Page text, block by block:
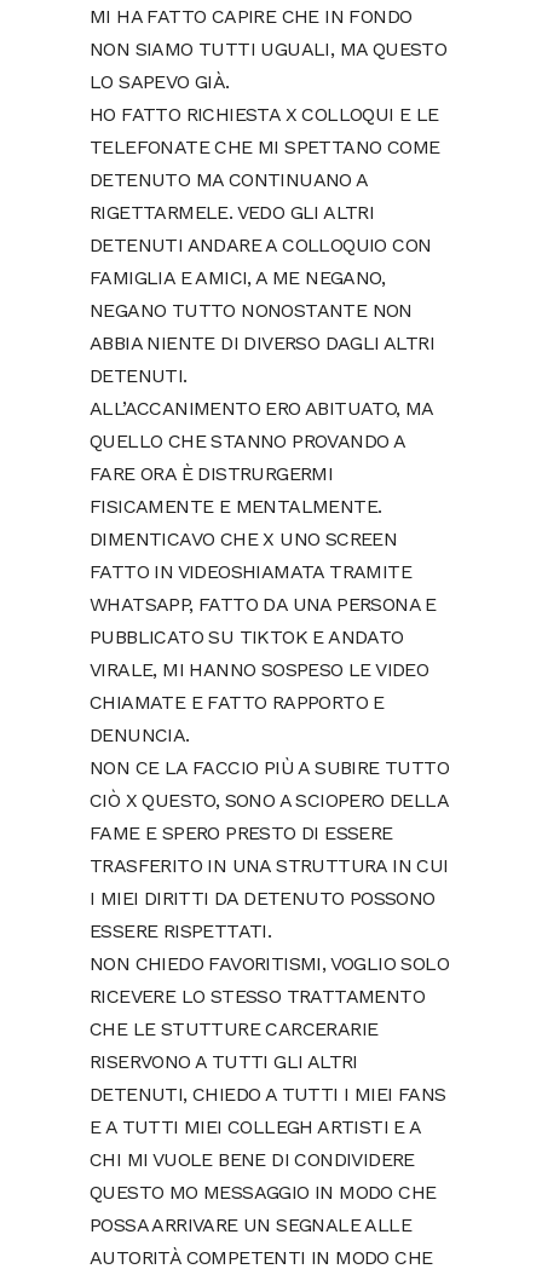
MI HA FATTO CAPIRE CHE IN FONDO
NON SIAMO TUTTI UGUALI, MA QUESTO
LO SAPEVO GIÀ.
HO FATTO RICHIESTA X COLLOQUI E LE
TELEFONATE CHE MI SPETTANO COME
DETENUTO MA CONTINUANO A
RIGETTARMELE. VEDO GLI ALTRI
DETENUTI ANDARE A COLLOQUIO CON
FAMIGLIA E AMICI, A ME NEGANO,
NEGANO TUTTO NONOSTANTE NON
ABBIA NIENTE DI DIVERSO DAGLI ALTRI
DETENUTI.
ALL’ACCANIMENTO ERO ABITUATO, MA
QUELLO CHE STANNO PROVANDO A
FARE ORA È DISTRURGERMI
FISICAMENTE E MENTALMENTE.
DIMENTICAVO CHE X UNO SCREEN
FATTO IN VIDEOSHIAMATA TRAMITE
WHATSAPP, FATTO DA UNA PERSONA E
PUBBLICATO SU TIKTOK E ANDATO
VIRALE, MI HANNO SOSPESO LE VIDEO
CHIAMATE E FATTO RAPPORTO E
DENUNCIA.
NON CE LA FACCIO PIÙ A SUBIRE TUTTO
CIÒ X QUESTO, SONO A SCIOPERO DELLA
FAME E SPERO PRESTO DI ESSERE
TRASFERITO IN UNA STRUTTURA IN CUI
I MIEI DIRITTI DA DETENUTO POSSONO
ESSERE RISPETTATI.
NON CHIEDO FAVORITISMI, VOGLIO SOLO
RICEVERE LO STESSO TRATTAMENTO
CHE LE STUTTURE CARCERARIE
RISERVONO A TUTTI GLI ALTRI
DETENUTI, CHIEDO A TUTTI I MIEI FANS
E A TUTTI MIEI COLLEGH ARTISTI E A
CHI MI VUOLE BENE DI CONDIVIDERE
QUESTO MO MESSAGGIO IN MODO CHE
POSSA ARRIVARE UN SEGNALE ALLE
AUTORITÀ COMPETENTI IN MODO CHE